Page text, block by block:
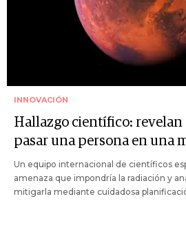
INNOVACIÓN
Hallazgo científico: revelan
pasar una persona en una
Un equipo internacional de científicos
amenaza que impondría la radiación y
mitigarla mediante cuidadosa